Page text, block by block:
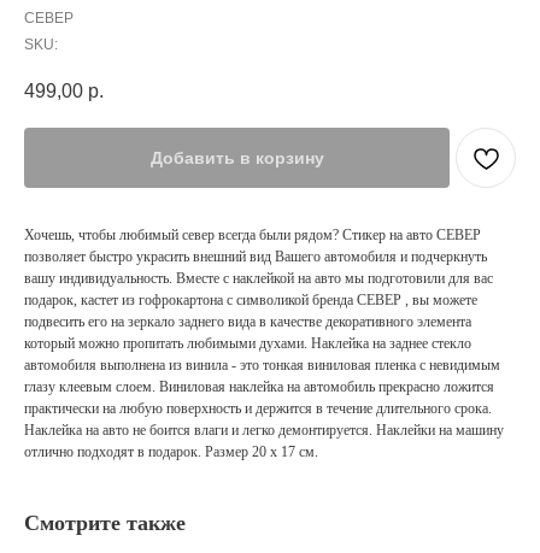
СЕВЕР
SKU:
499,00 р.
Добавить в корзину
Хочешь, чтобы любимый север всегда были рядом? Стикер на авто СЕВЕР
позволяет быстро украсить внешний вид Вашего автомобиля и подчеркнуть
вашу индивидуальность. Вместе с наклейкой на авто мы подготовили для вас
подарок, кастет из гофрокартона с символикой бренда СЕВЕР , вы можете
подвесить его на зеркало заднего вида в качестве декоративного элемента
который можно пропитать любимыми духами. Наклейка на заднее стекло
автомобиля выполнена из винила - это тонкая виниловая пленка с невидимым
глазу клеевым слоем. Виниловая наклейка на автомобиль прекрасно ложится
практически на любую поверхность и держится в течение длительного срока.
Наклейка на авто не боится влаги и легко демонтируется. Наклейки на машину
отлично подходят в подарок. Размер 20 х 17 см.
Смотрите также